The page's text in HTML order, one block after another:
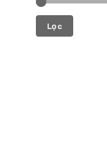
Giá
thiểu
Giá
đa
Lọc